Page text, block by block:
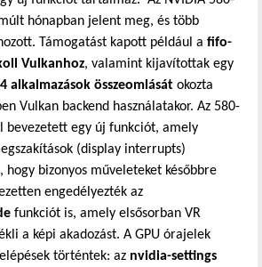
hónapban jelent meg, és több
Támogatást kapott például a fifo-
Vulkanhoz, valamint kijavítottak egy
alkalmazások összeomlását okozta
Vulkan backend használatakor. Az 580-
bevezetett egy új funkciót, amely
(display interrupts)
hogy bizonyos műveleteket későbbre
engedélyezték az
funkciót is, amely elsősorban VR
a képi akadozást. A GPU órajelek
történtek: az nvidia-settings